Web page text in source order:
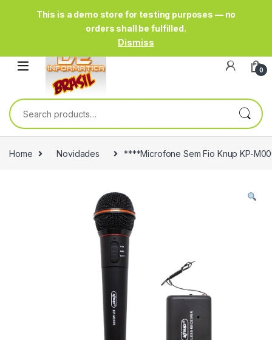
0
Search for:
Home Novidades ****Microfone Sem Fio Knup KP-
This is a demo store for testing purposes — no
orders shall be fulfilled.
Dismiss